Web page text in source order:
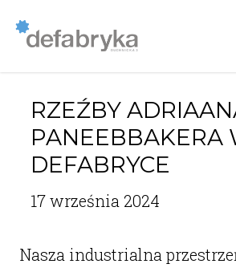
RZEŹBY
PANEEBBAKERA
DEFABRYCE
17 września 2024
Nasza industrialna